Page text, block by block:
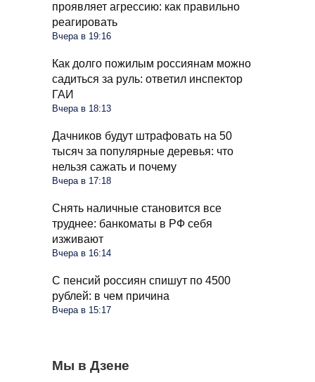
проявляет агрессию: как правильно
реагировать
Вчера в 19:16
Как долго пожилым россиянам можно
садиться за руль: ответил инспектор
ГАИ
Вчера в 18:13
Дачников будут штрафовать на 50
тысяч за популярные деревья: что
нельзя сажать и почему
Вчера в 17:18
Снять наличные становится все
труднее: банкоматы в РФ себя
изживают
Вчера в 16:14
С пенсий россиян спишут по 4500
рублей: в чем причина
Вчера в 15:17
Мы в Дзене
Чеснок безвкусный и легкий словно
бумага: вы совершили несколько ошибок
Очередные новшества при снятии
Водителей России ждут большие